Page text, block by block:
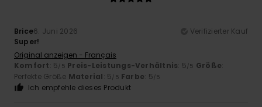
Brice6. Juni 2026
Verifizierter Kauf
Super!
Original anzeigen - Français
Komfort: 5/5 Preis-Leistungs-Verhältnis: 5/5 Größe:
Perfekte Größe Material: 5/5 Farbe: 5/5
Ich empfehle dieses Produkt